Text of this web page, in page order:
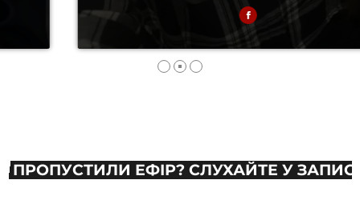
ПРОПУСТИЛИ ЕФІР? СЛУХАЙТЕ У ЗАПИСІ